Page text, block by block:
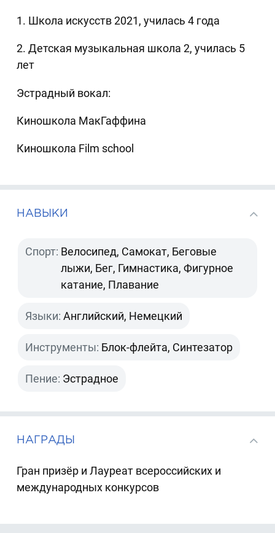
1. Школа искусств 2021, училась 4 года
2. Детская музыкальная школа 2, училась 5
лет
Эстрадный вокал:
Киношкола МакГаффина
Киношкола Film school
НАВЫКИ
Спорт: Велосипед, Самокат, Беговые
лыжи, Бег, Гимнастика, Фигурное
катание, Плавание
Языки: Английский, Немецкий
Инструменты: Блок-флейта, Синтезатор
Пение: Эстрадное
НАГРАДЫ
Гран призёр и Лауреат всероссийских и
международных конкурсов